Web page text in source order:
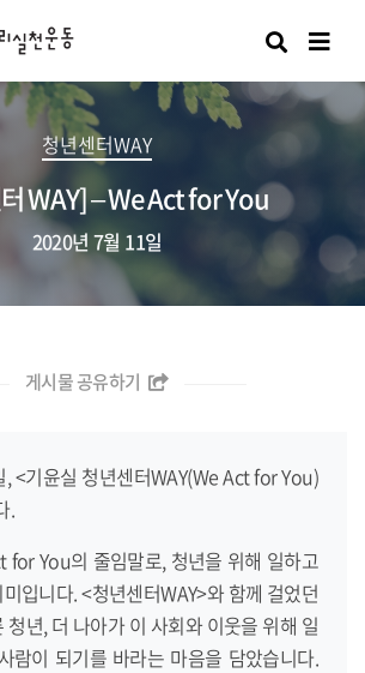
검색
청년센터WAY
WAY] – We Act for You
2020년 7월 11일
게시물 공유하기
<기윤실 청년센터WAY(We Act for You)
.
for You의 줄임말로, 청년을 위해 일하고
입니다. <청년센터WAY>와 함께 걸었던
청년, 더 나아가 이 사회와 이웃을 위해 일
람이 되기를 바라는 마음을 담았습니다.